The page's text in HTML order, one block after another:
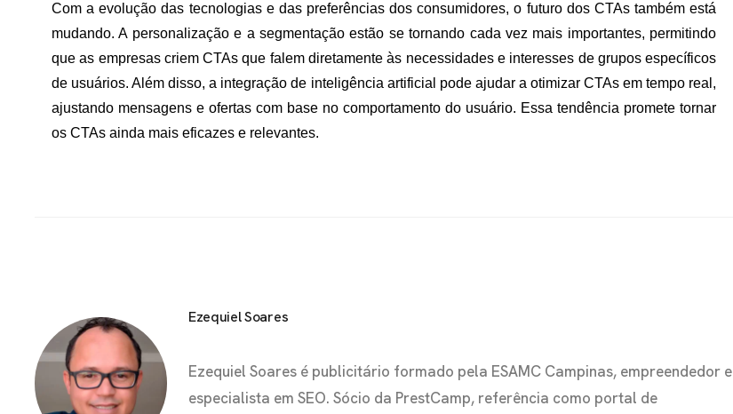
Com a evolução das tecnologias e das preferências dos consumidores, o futuro dos CTAs também está
mudando. A personalização e a segmentação estão se tornando cada vez mais importantes, permitindo
que as empresas criem CTAs que falem diretamente às necessidades e interesses de grupos específicos
de usuários. Além disso, a integração de inteligência artificial pode ajudar a otimizar CTAs em tempo real,
ajustando mensagens e ofertas com base no comportamento do usuário. Essa tendência promete tornar
os CTAs ainda mais eficazes e relevantes.
Ezequiel Soares
Ezequiel Soares é publicitário formado pela ESAMC Campinas, empreendedor e
especialista em SEO. Sócio da PrestCamp, referência como portal de